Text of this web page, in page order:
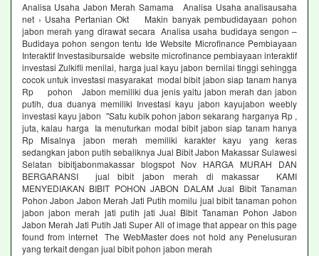
Analisa Usaha Jabon Merah Samama Analisa Usaha analisausaha
net › Usaha Pertanian Okt Makin banyak pembudidayaan pohon
jabon merah yang dirawat secara Analisa usaha budidaya sengon –
Budidaya pohon sengon tentu Ide Website Microfinance Pembiayaan
Interaktif Investasibursaide website microfinance pembiayaan interaktif
investasi Zulkifli menilai, harga jual kayu jabon bernilai tinggi sehingga
cocok untuk investasi masyarakat modal bibit jabon siap tanam hanya
Rp pohon Jabon memiliki dua jenis yaitu jabon merah dan jabon
putih, dua duanya memiliki Investasi kayu jabon kayujabon weebly
investasi kayu jabon "Satu kubik pohon jabon sekarang harganya Rp ,
juta, kalau harga Ia menuturkan modal bibit jabon siap tanam hanya
Rp Misalnya jabon merah memiliki karakter kayu yang keras
sedangkan jabon putih sebaliknya Jual Bibit Jabon Makassar Sulawesi
Selatan bibitjabonmakassar blogspot Nov HARGA MURAH DAN
BERGARANSI jual bibit jabon merah di makassar KAMI
MENYEDIAKAN BIBIT POHON JABON DALAM Jual Bibit Tanaman
Pohon Jabon Jabon Merah Jati Putih momilu jual bibit tanaman pohon
jabon jabon merah jati putih jati Jual Bibit Tanaman Pohon Jabon
Jabon Merah Jati Putih Jati Super All of image that appear on this page
found from internet The WebMaster does not hold any Penelusuran
yang terkait dengan jual bibit pohon jabon merah